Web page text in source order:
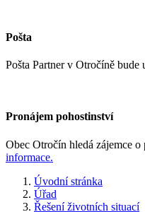
Pošta
Pošta Partner v Otročíně bude
Pronájem pohostinství
Obec Otročín hledá zájemce
informace.
Úvodní stránka
Úřad
Řešení životních situací